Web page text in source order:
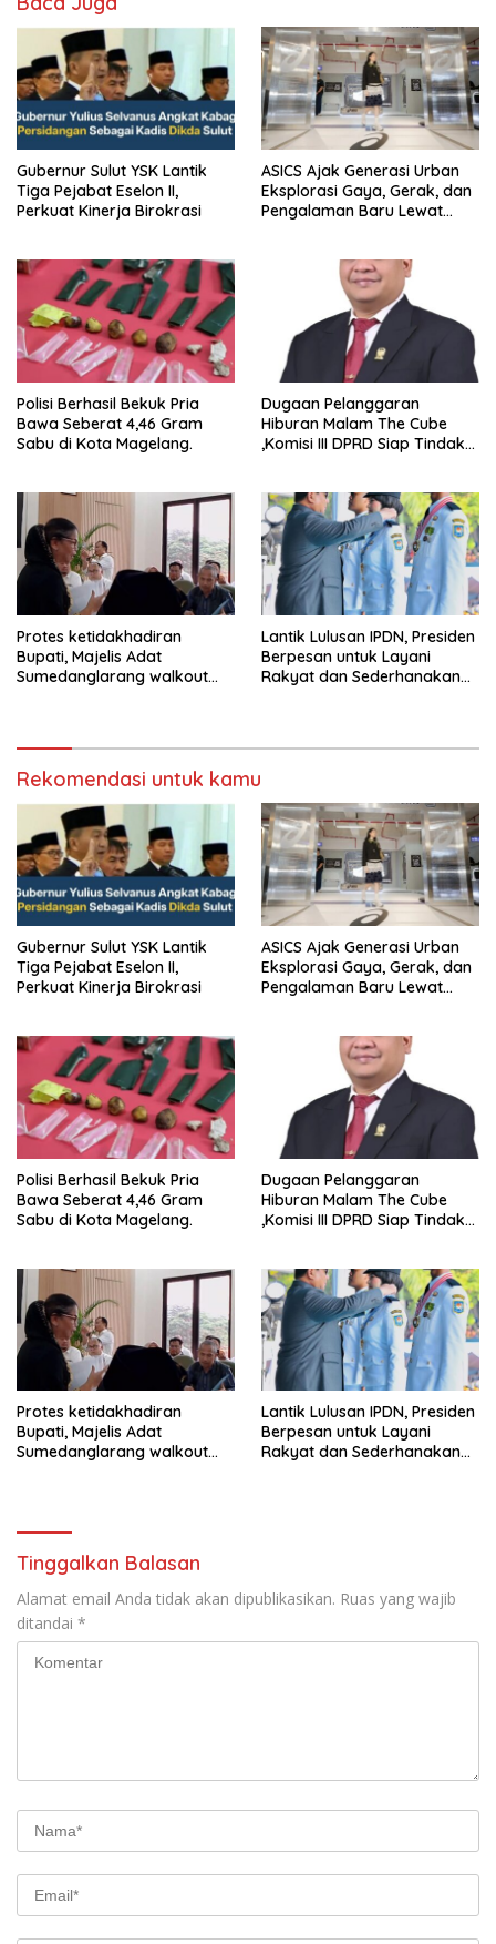
Gubernur Sulut YSK Lantik
Tiga Pejabat Eselon II,
Perkuat Kinerja Birokrasi
ASICS Ajak Generasi Urban
Eksplorasi Gaya, Gerak, dan
Pengalaman Baru Lewat
Polisi Berhasil Bekuk Pria
Bawa Seberat 4,46 Gram
Sabu di Kota Magelang.
Dugaan Pelanggaran
Hiburan Malam The Cube
,Komisi III DPRD Siap Tindak
Protes ketidakhadiran
Bupati, Majelis Adat
Sumedanglarang walkout
Lantik Lulusan IPDN, Presiden
Berpesan untuk Layani
Rakyat dan Sederhanakan
Rekomendasi untuk kamu
Gubernur Sulut YSK Lantik
Tiga Pejabat Eselon II,
Perkuat Kinerja Birokrasi
ASICS Ajak Generasi Urban
Eksplorasi Gaya, Gerak, dan
Pengalaman Baru Lewat
Polisi Berhasil Bekuk Pria
Bawa Seberat 4,46 Gram
Sabu di Kota Magelang.
Dugaan Pelanggaran
Hiburan Malam The Cube
,Komisi III DPRD Siap Tindak
Protes ketidakhadiran
Bupati, Majelis Adat
Sumedanglarang walkout
Lantik Lulusan IPDN, Presiden
Berpesan untuk Layani
Rakyat dan Sederhanakan
Tinggalkan Balasan
Alamat email Anda tidak akan dipublikasikan. Ruas yang wajib
ditandai *